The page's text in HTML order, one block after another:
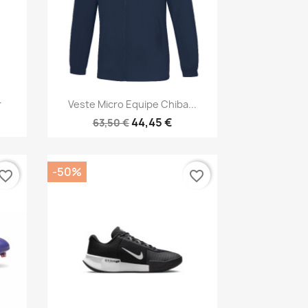
Aperçu rapide
Veste Micro Equipe Chiba...
63,50 €44,45 €
-50% favorite_border